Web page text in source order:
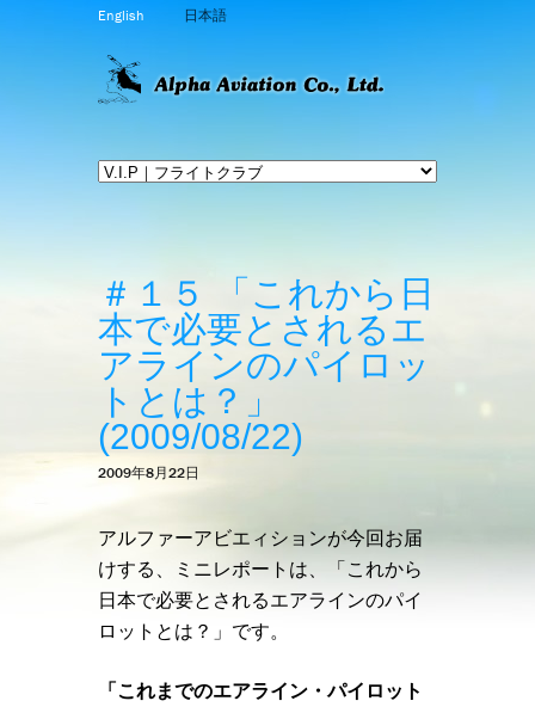
English 日本語
＃１５ 「これから日
本で必要とされるエ
アラインのパイロッ
トとは？」
(2009/08/22)
2009年8月22日
アルファーアビエィションが今回お届
けする、ミニレポートは、「これから
日本で必要とされるエアラインのパイ
ロットとは？」です。
「これまでのエアライン・パイロット